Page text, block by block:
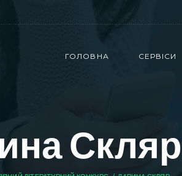
ГОЛОВНА СЕРВІСИ
Скляр